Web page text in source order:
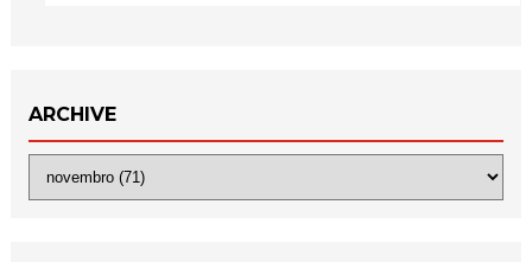
ARCHIVE